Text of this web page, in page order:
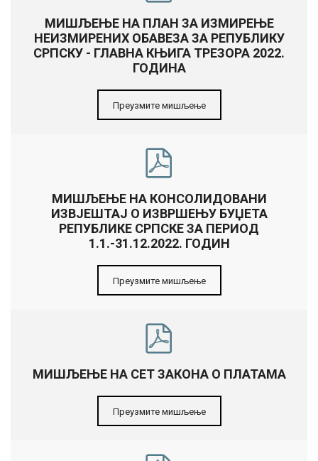
МИШЉЕЊЕ НА ПЛАН ЗА ИЗМИРЕЊЕ
НЕИЗМИРЕНИХ ОБАВЕЗА ЗА РЕПУБЛИКУ
СРПСКУ - ГЛАВНА КЊИГА ТРЕЗОРА 2022.
ГОДИНА
Преузмите мишљење
МИШЉЕЊЕ НА КОНСОЛИДОВАНИ
ИЗВЈЕШТАЈ О ИЗВРШЕЊУ БУЏЕТА
РЕПУБЛИКЕ СРПСКЕ ЗА ПЕРИОД
1.1.-31.12.2022. ГОДИН
Преузмите мишљење
МИШЉЕЊЕ НА СЕТ ЗАКОНА О ПЛАТАМА
Преузмите мишљење